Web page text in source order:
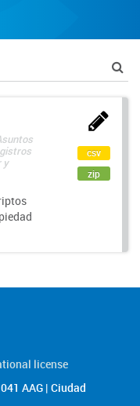
y
csv
zip
license
AAG | Ciudad